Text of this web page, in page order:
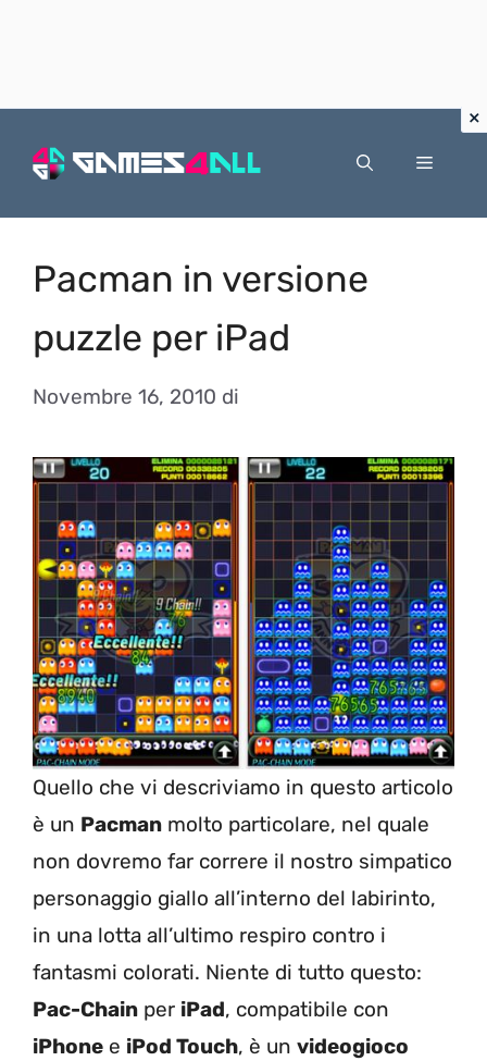
Menu
Pacman in versione
puzzle per iPad
Novembre 16, 2010 di
Quello che vi descriviamo in questo articolo
è un Pacman molto particolare, nel quale
non dovremo far correre il nostro simpatico
personaggio giallo all’interno del labirinto,
in una lotta all’ultimo respiro contro i
fantasmi colorati. Niente di tutto questo:
Pac-Chain per iPad, compatibile con
iPhone e iPod Touch, è un videogioco